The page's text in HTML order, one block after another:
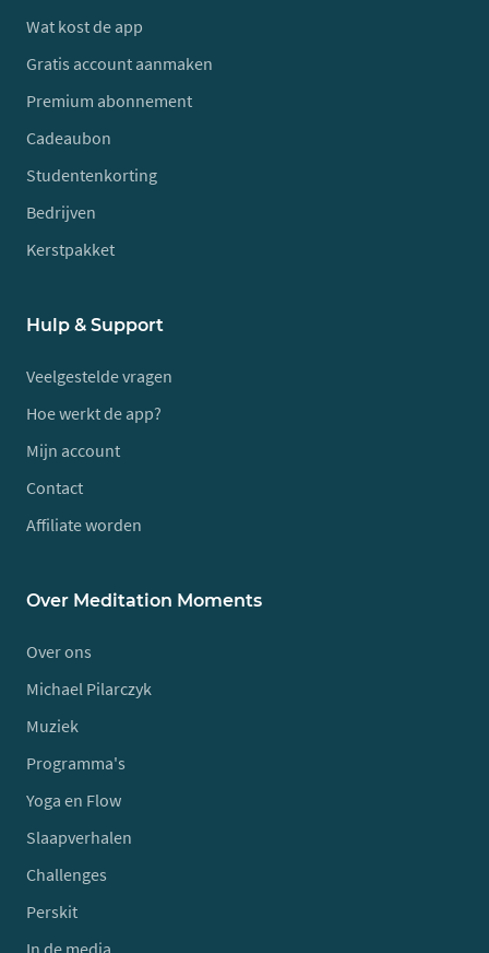
Wat kost de app
Gratis account aanmaken
Premium abonnement
Cadeaubon
Studentenkorting
Bedrijven
Kerstpakket
Hulp & Support
Veelgestelde vragen
Hoe werkt de app?
Mijn account
Contact
Affiliate worden
Over Meditation Moments
Over ons
Michael Pilarczyk
Muziek
Programma's
Yoga en Flow
Slaapverhalen
Challenges
Perskit